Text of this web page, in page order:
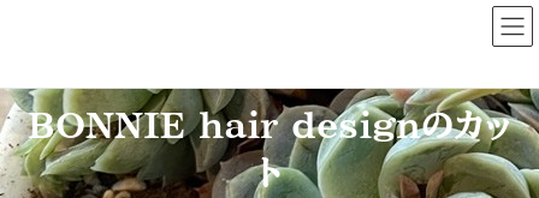
へ
ス
キ
ッ
プ
ョ
ン
に
移
動
BONNIE hair designのカッ
ト